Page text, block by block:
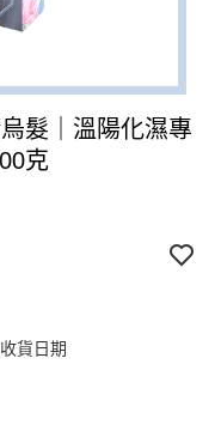
髮｜溫陽化濕專
克
貨日期